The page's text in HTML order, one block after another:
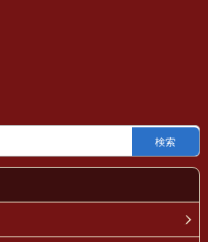
検索